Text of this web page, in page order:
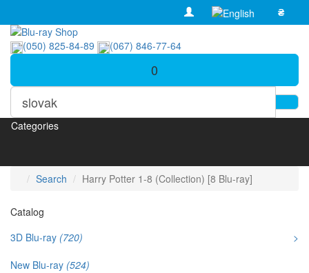
₴
(050) 825-84-89 (067) 846-77-64
0
Categories
Search Harry Potter 1-8 (Collection) [8 Blu-ray]
Catalog
3D Blu-ray (720)
>
New Blu-ray (524)